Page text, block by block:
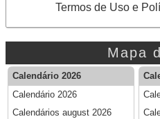
Termos de Uso e
Mapa
Calendário 2026
Calendário 2026
Calendários august 2026